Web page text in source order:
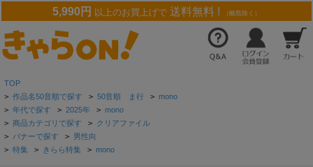
5,990円 以上のお買上げで 送料無料 ! （離島除く）
TOP
> 作品名50音順で探す > 50音順 ま行 > mono
> 年代で探す > 2025年 > mono
> 商品カテゴリで探す > クリアファイル
> バナーで探す > 男性向
> 特集 > きらら特集 > mono